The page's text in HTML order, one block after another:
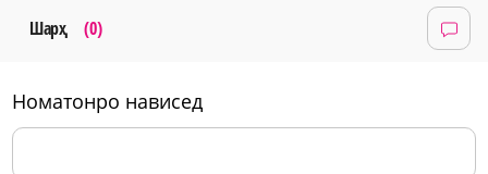
Шарҳ (0)
номатонро нависед